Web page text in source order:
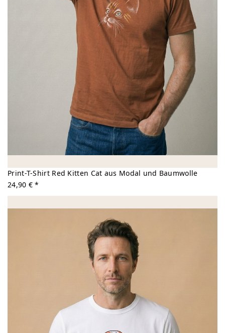
Print-T-Shirt Red Kitten Cat aus Modal und Baumwolle
24,90 € *